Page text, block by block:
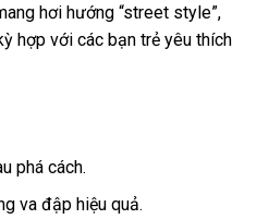
hơi hướng “street style”,
hợp với các bạn trẻ yêu thích
phá cách.
va đập hiệu quả.